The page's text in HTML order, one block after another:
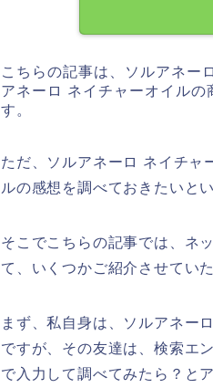
こちらの記事は、ソルアネー
アネーロ ネイチャーオイルの
す。
ただ、ソルアネーロ ネイチャ
ルの感想を調べておきたいと
そこでこちらの記事では、ネ
て、いくつかご紹介させてい
まず、私自身は、ソルアネー
ですが、その友達は、検索エ
で入力して調べてみたら？と